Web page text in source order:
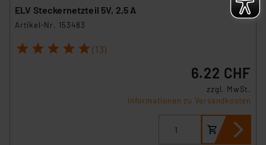
ELV Steckernetzteil 5V, 2,5 A
Artikel-Nr. 153483
1 2 3 4 5 (13)
6.22 CHF
zzgl. MwSt.
Informationen zu Versandkosten